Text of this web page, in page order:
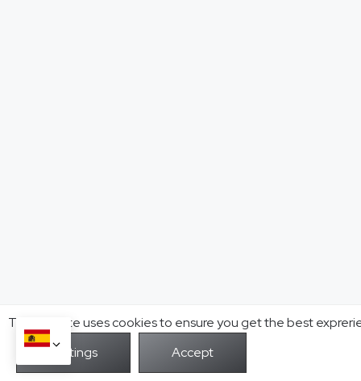
This website uses cookies to ensure you get the best